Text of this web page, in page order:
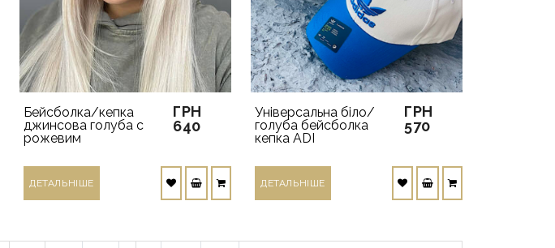
Бейсболка/кепка
джинсова голуба с
рожевим
ГРН
640
ДЕТАЛЬНIШЕ
Універсальна біло/
голуба бейсболка
кепка ADI
ГРН
570
ДЕТАЛЬНIШЕ